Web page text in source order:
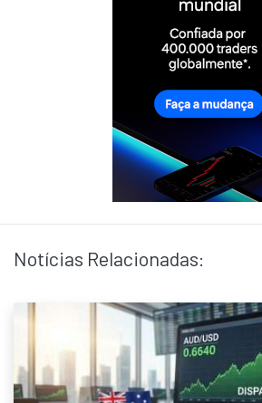
Notícias Relacionadas: